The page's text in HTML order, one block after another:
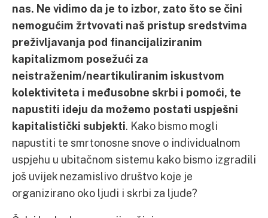
nas. Ne vidimo da je to izbor, zato što se čini
nemogućim žrtvovati naš pristup sredstvima
preživljavanja pod financijaliziranim
kapitalizmom posežući za
neistraženim/neartikuliranim iskustvom
kolektiviteta i međusobne skrbi i pomoći, te
napustiti ideju da možemo postati uspješni
kapitalistički subjekti. Kako bismo mogli
napustiti te smrtonosne snove o individualnom
uspjehu u ubitačnom sistemu kako bismo izgradili
još uvijek nezamislivo društvo koje je
organizirano oko ljudi i skrbi za ljude?